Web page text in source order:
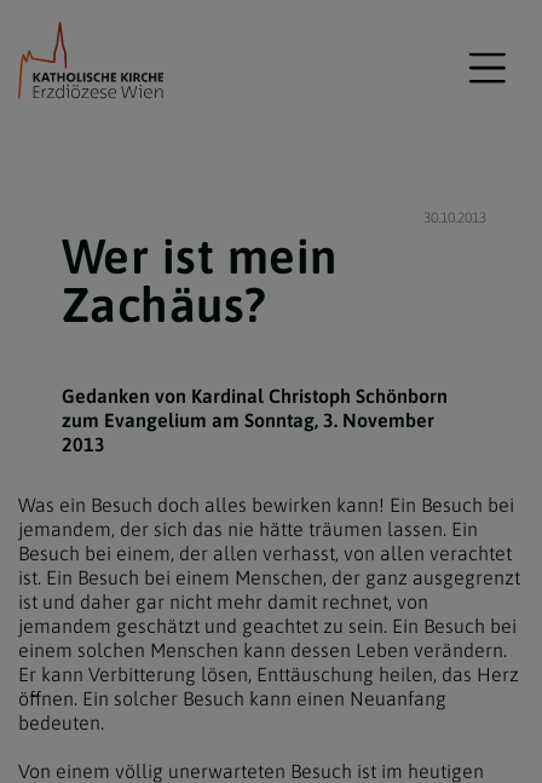
30.10.2013
Wer ist mein
Zachäus?
Gedanken von Kardinal Christoph Schönborn
zum Evangelium am Sonntag, 3. November
2013
Was ein Besuch doch alles bewirken kann! Ein Besuch bei
jemandem, der sich das nie hätte träumen lassen. Ein
Besuch bei einem, der allen verhasst, von allen verachtet
ist. Ein Besuch bei einem Menschen, der ganz ausgegrenzt
ist und daher gar nicht mehr damit rechnet, von
jemandem geschätzt und geachtet zu sein. Ein Besuch bei
einem solchen Menschen kann dessen Leben verändern.
Er kann Verbitterung lösen, Enttäuschung heilen, das Herz
öffnen. Ein solcher Besuch kann einen Neuanfang
bedeuten.
Von einem völlig unerwarteten Besuch ist im heutigen